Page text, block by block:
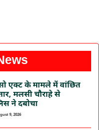
एक्ट के मामले में वांछित
मलसी चौराहे से
ने दबोचा
9, 2026